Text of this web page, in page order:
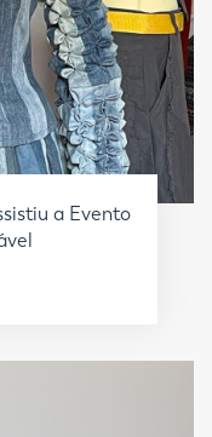
a Evento